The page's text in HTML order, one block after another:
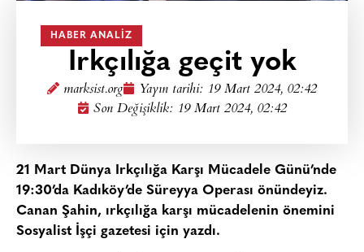
HABER ANALIZ
Irkçılığa geçit yok
marksist.org Yayın tarihi: 19 Mart 2024, 02:42
Son Değişiklik: 19 Mart 2024, 02:42
21 Mart Dünya Irkçılığa Karşı Mücadele Günü’nde
19:30’da Kadıköy’de Süreyya Operası önündeyiz.
Canan Şahin, ırkçılığa karşı mücadelenin önemini
Sosyalist İşçi gazetesi için yazdı.